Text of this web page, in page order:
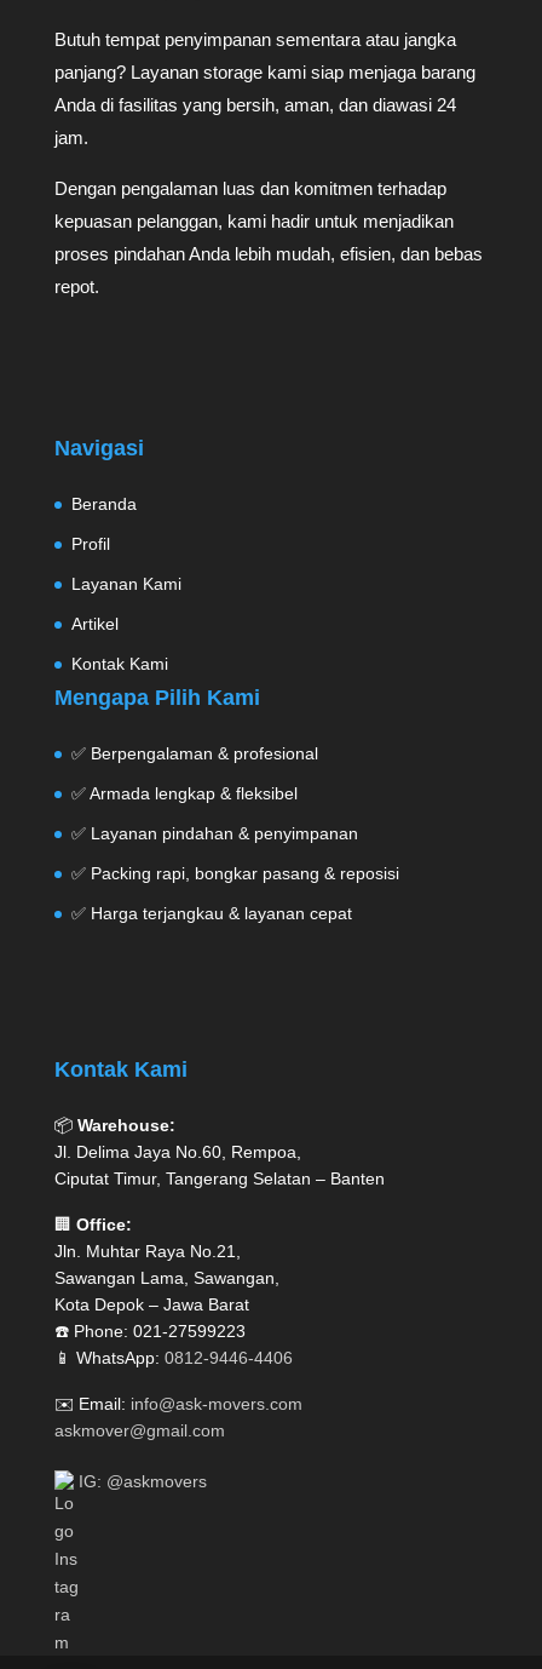
Butuh tempat penyimpanan sementara atau jangka
panjang? Layanan storage kami siap menjaga barang
Anda di fasilitas yang bersih, aman, dan diawasi 24
jam.
Dengan pengalaman luas dan komitmen terhadap
kepuasan pelanggan, kami hadir untuk menjadikan
proses pindahan Anda lebih mudah, efisien, dan bebas
repot.
Navigasi
Beranda
Profil
Layanan Kami
Artikel
Kontak Kami
Mengapa Pilih Kami
✅ Berpengalaman & profesional
✅ Armada lengkap & fleksibel
✅ Layanan pindahan & penyimpanan
✅ Packing rapi, bongkar pasang & reposisi
✅ Harga terjangkau & layanan cepat
Kontak Kami
📦 Warehouse:
Jl. Delima Jaya No.60, Rempoa,
Ciputat Timur, Tangerang Selatan – Banten
🏢 Office:
Jln. Muhtar Raya No.21,
Sawangan Lama, Sawangan,
Kota Depok – Jawa Barat
☎️ Phone: 021-27599223
📱 WhatsApp: 0812-9446-4406
✉️ Email: info@ask-movers.com
askmover@gmail.com
IG: @askmovers